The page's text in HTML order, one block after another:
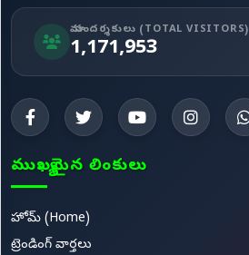
మా సందర్శకులు (TOTAL VISITORS)
1,171,953
ముఖ్యమైన లింకులు
హోమ్ (Home)
ట్రెండింగ్ వార్తలు